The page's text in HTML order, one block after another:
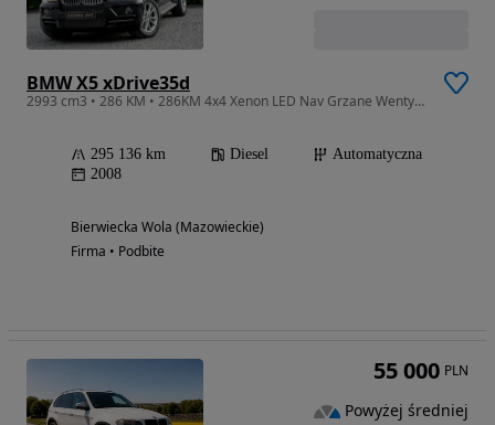
BMW X5 xDrive35d
2993 cm3 • 286 KM • 286KM 4x4 Xenon LED Nav Grzane Wentyl. fotele Skóra Klima Kamera
295 136 km Diesel
Automatyczna
2008
Bierwiecka Wola (Mazowieckie)
Firma • Podbite
55 000 PLN
Powyżej średniej